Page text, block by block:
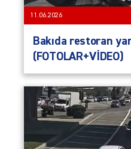
11.06.2026
Bakıda restoran
(FOTOLAR+VİDEO)